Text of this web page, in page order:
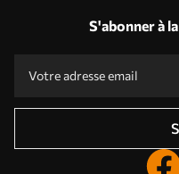
S'abonner à